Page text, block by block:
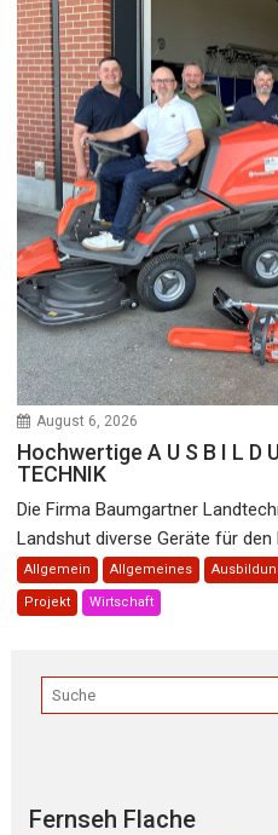
August 6, 2026
Hochwertige A U S B I L D
TECHNIK
Die Firma Baumgartner
Landshut diverse Geräte für
Allgemein Allgemeines
Projekt Wirtschaft
Fernseh Flache